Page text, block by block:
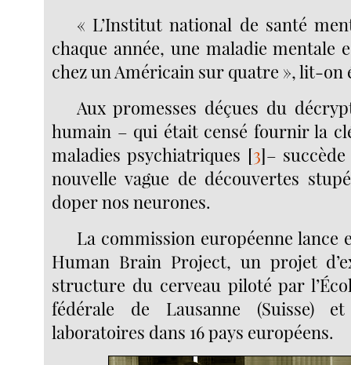
« L’Institut national de santé
chaque année, une maladie mentale
chez un Américain sur quatre », lit-on
Aux promesses déçues du
humain – qui était censé fournir la
maladies psychiatriques [3]– succède
nouvelle vague de découvertes
doper nos neurones.
La commission européenne lance
Human Brain Project, un projet
structure du cerveau piloté par
fédérale de Lausanne (Suisse)
laboratoires dans 16 pays européens.